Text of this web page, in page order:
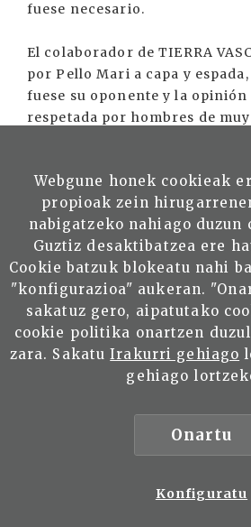
fuese necesario.
El colaborador de TIERRA
por Pello Mari a capa y
fuese su oponente y la
respetada por hombres de
durante esos años.
Cuando desde el año 1968
producirse victimas entre los
Resistencia, publicó además
datos familiares, las
por las de Txabi Etxebarrieta y
siguieron, de la mismanera
los muertos de EGI. Artajo y
Prácticamente su solicitud,
TIERRA VASCA un buen
fundadores de ETA, como la
Iparralde y las acciones
Webgune honek cookieak
propioak zein
nabigatzeko nahiago duzun
Guztiz desaktibatzea ere
Cookie batzuk blokeatu nahi
"konfigurazioa" aukeran.
sakatuz gero, aipatutako
cookie politika onartzen
zara. SakatuIrakurri gehiago
gehiago
Onartu
Konfiguratu